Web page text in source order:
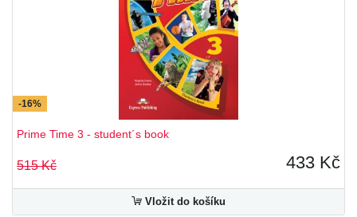
-16%
Prime Time 3 - student´s book
515 Kč 433 Kč
Vložit do košíku